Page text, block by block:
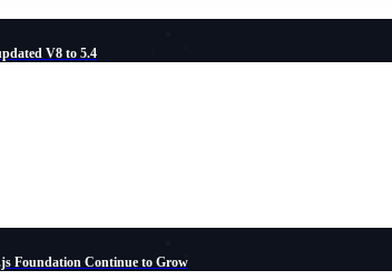
V8 to 5.4
Foundation Continue to Grow